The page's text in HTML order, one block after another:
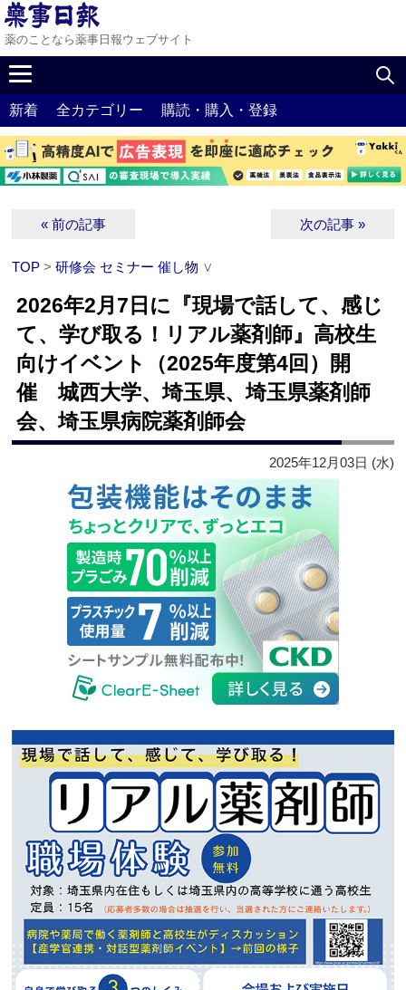
薬のことなら薬事日報ウェブサイト
新着 全カテゴリー 購読・購入・登録
« 前の記事 次の記事 »
TOP >研修会 セミナー 催し物 ∨
2026年2月7日に『現場で話して、感じ
て、学び取る！リアル薬剤師』高校生
向けイベント（2025年度第4回）開
催 城西大学、埼玉県、埼玉県薬剤師
会、埼玉県病院薬剤師会
2025年12月03日 (水)